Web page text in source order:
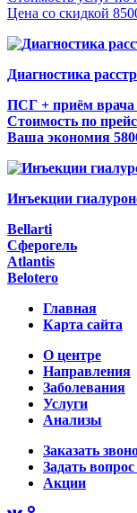
Цена со скидкой
Диагностика
ПСГ + приём врача
Стоимость по
Ваша экономия
Инъекции
Bellarti
Сферогель
Atlantis
Belotero
Главная
Карта сайта
О центре
Направления
Заболевания
Услуги
Анализы
Заказать
Задать
Акции